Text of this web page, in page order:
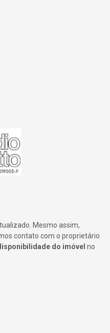
Mesmo assim,
contato com o proprietário
do imóvel no